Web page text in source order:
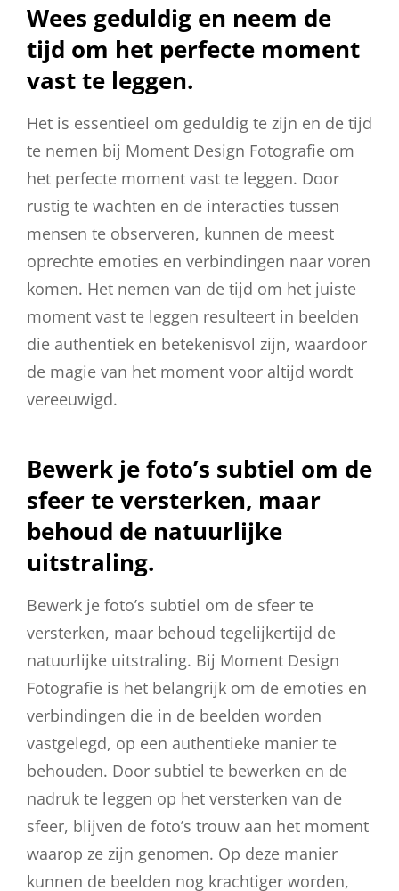
Wees geduldig en neem de
tijd om het perfecte moment
vast te leggen.
Het is essentieel om geduldig te zijn en de tijd
te nemen bij Moment Design Fotografie om
het perfecte moment vast te leggen. Door
rustig te wachten en de interacties tussen
mensen te observeren, kunnen de meest
oprechte emoties en verbindingen naar voren
komen. Het nemen van de tijd om het juiste
moment vast te leggen resulteert in beelden
die authentiek en betekenisvol zijn, waardoor
de magie van het moment voor altijd wordt
vereeuwigd.
Bewerk je foto’s subtiel om de
sfeer te versterken, maar
behoud de natuurlijke
uitstraling.
Bewerk je foto’s subtiel om de sfeer te
versterken, maar behoud tegelijkertijd de
natuurlijke uitstraling. Bij Moment Design
Fotografie is het belangrijk om de emoties en
verbindingen die in de beelden worden
vastgelegd, op een authentieke manier te
behouden. Door subtiel te bewerken en de
nadruk te leggen op het versterken van de
sfeer, blijven de foto’s trouw aan het moment
waarop ze zijn genomen. Op deze manier
kunnen de beelden nog krachtiger worden,